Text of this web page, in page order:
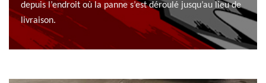
depuis l’endroit où la panne s’est déroulé jusqu’au lieu de
livraison.